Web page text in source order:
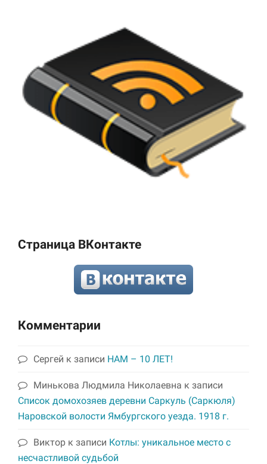
Страница ВКонтакте
Комментарии
Сергей к записи НАМ – 10 ЛЕТ!
Минькова Людмила Николаевна к записи
Список домохозяев деревни Саркуль (Саркюля)
Наровской волости Ямбургского уезда. 1918 г.
Виктор к записи Котлы: уникальное место с
несчастливой судьбой